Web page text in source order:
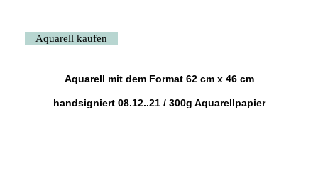
Aquarell kaufen
Aquarell mit dem Format 62 cm x 46 cm
handsigniert 08.12..21 / 300g Aquarellpapier